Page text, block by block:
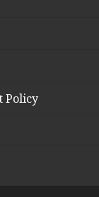
Policy